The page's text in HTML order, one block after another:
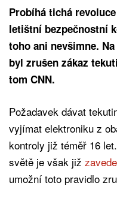
Probíhá tichá
letištní bezpečnostní
toho ani nevšimne.
byl zrušen zákaz
tom CNN.
Požadavek dávat
vyjímat elektroniku z
kontroly již téměř 16
světě je však již
umožní toto pravidlo